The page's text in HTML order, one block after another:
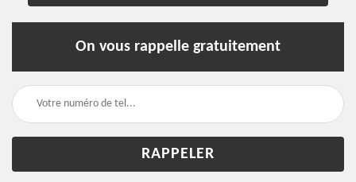
On vous rappelle gratuitement